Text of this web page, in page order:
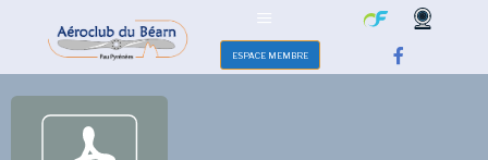
ESPACE MEMBRE